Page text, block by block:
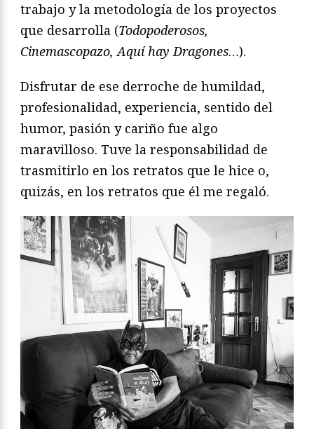
trabajo y la metodología de los proyectos
que desarrolla (Todopoderosos,
Cinemascopazo, Aquí hay Dragones…).
Disfrutar de ese derroche de humildad,
profesionalidad, experiencia, sentido del
humor, pasión y cariño fue algo
maravilloso. Tuve la responsabilidad de
trasmitirlo en los retratos que le hice o,
quizás, en los retratos que él me regaló.